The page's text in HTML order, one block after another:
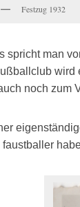
Festzug 1932
spricht man
wird
noch zum